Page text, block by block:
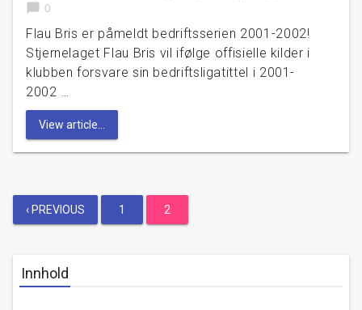
chat_bubble 0
Flau Bris er påmeldt bedriftsserien 2001-2002!
Stjernelaget Flau Bris vil ifølge offisielle kilder i
klubben forsvare sin bedriftsligatittel i 2001-
2002 …
View article...
Posts
‹ PREVIOUS 1 2
Innhold